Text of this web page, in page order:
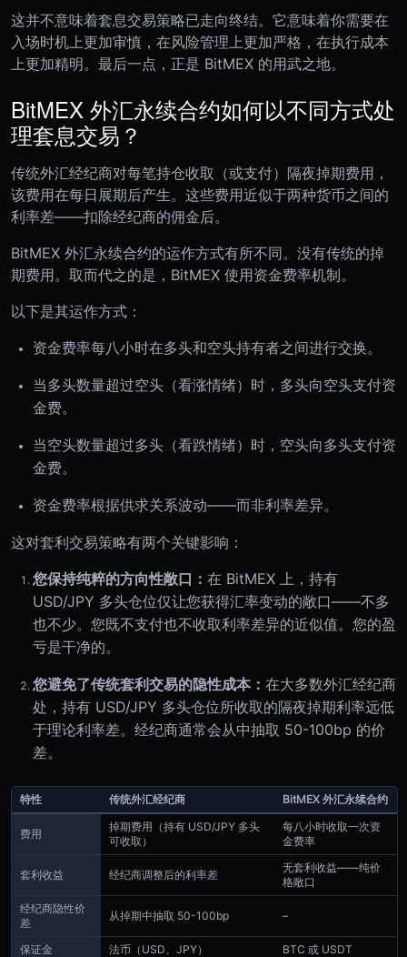
这并不意味着套息交易策略已走向终结。它意味着你需要在
入场时机上更加审慎，在风险管理上更加严格，在执行成本
上更加精明。最后一点，正是 BitMEX 的用武之地。
BitMEX 外汇永续合约如何以不同方式处
理套息交易？
传统外汇经纪商对每笔持仓收取（或支付）隔夜掉期费用，
该费用在每日展期后产生。这些费用近似于两种货币之间的
利率差——扣除经纪商的佣金后。
BitMEX 外汇永续合约的运作方式有所不同。没有传统的掉
期费用。取而代之的是，BitMEX 使用资金费率机制。
以下是其运作方式：
资金费率每八小时在多头和空头持有者之间进行交换。
当多头数量超过空头（看涨情绪）时，多头向空头支付资
金费。
当空头数量超过多头（看跌情绪）时，空头向多头支付资
金费。
资金费率根据供求关系波动——而非利率差异。
这对套利交易策略有两个关键影响：
您保持纯粹的方向性敞口： 在 BitMEX 上，持有
USD/JPY 多头仓位仅让您获得汇率变动的敞口——不多
也不少。您既不支付也不收取利率差异的近似值。您的盈
亏是干净的。
您避免了传统套利交易的隐性成本： 在大多数外汇经纪商
处，持有 USD/JPY 多头仓位所收取的隔夜掉期利率远低
于理论利率差。经纪商通常会从中抽取 50-100bp 的价
差。
特性 传统外汇经纪商 BitMEX 外汇永续合约
费用
掉期费用（持有 USD/JPY 多头
可收取）
每八小时收取一次资
金费率
套利收益 经纪商调整后的利率差
无套利收益——纯价
格敞口
经纪商隐性价
差
从掉期中抽取 50-100bp –
保证金 法币（USD、JPY）
BTC 或 USDT